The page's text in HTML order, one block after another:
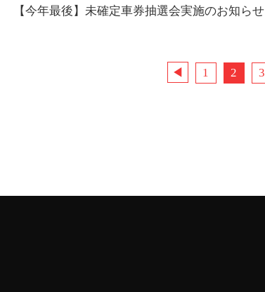
【今年最後】未確定車券抽選会実施のお知らせ
◀︎ 1 2 3